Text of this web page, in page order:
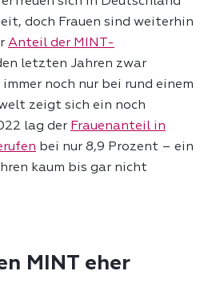
doch Frauen sind weiterhin
Anteil der MINT-
letzten Jahren zwar
noch nur bei rund einem
zeigt sich ein noch
lag der Frauenanteil in
bei nur 8,9 Prozent – ein
kaum bis gar nicht
MINT eher